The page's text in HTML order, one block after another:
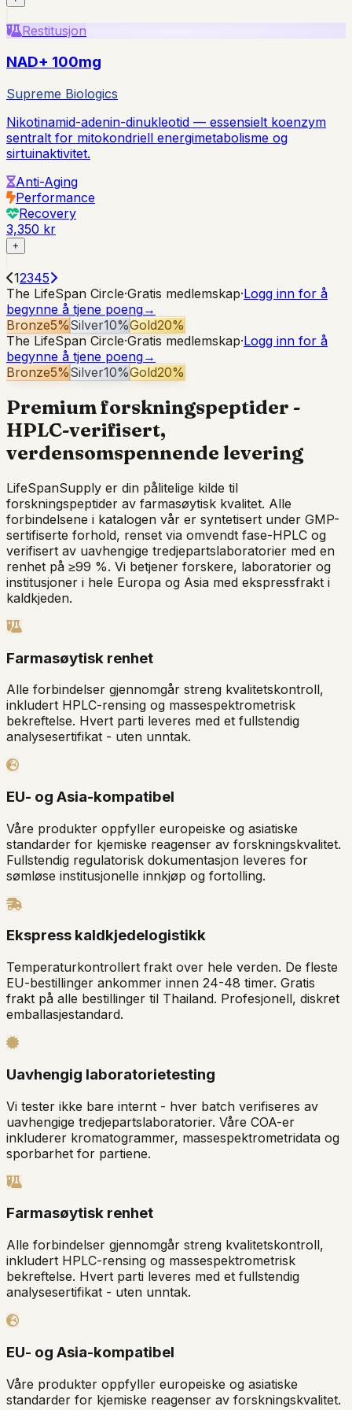
Restitusjon
NAD+ 100mg
Supreme Biologics
Nikotinamid-adenin-dinukleotid — essensielt koenzym
sentralt for mitokondriell energimetabolisme og
sirtuinaktivitet.
Anti-Aging
Performance
Recovery
3,350 kr
+
12345
The LifeSpan Circle·Gratis medlemskap·Logg inn for å
begynne å tjene poeng→
Bronze5%Silver10%Gold20%
The LifeSpan Circle·Gratis medlemskap·Logg inn for å
begynne å tjene poeng→
Bronze5%Silver10%Gold20%
Premium forskningspeptider -
HPLC-verifisert,
verdensomspennende levering
LifeSpanSupply er din pålitelige kilde til
forskningspeptider av farmasøytisk kvalitet. Alle
forbindelsene i katalogen vår er syntetisert under GMP-
sertifiserte forhold, renset via omvendt fase-HPLC og
verifisert av uavhengige tredjepartslaboratorier med en
renhet på ≥99 %. Vi betjener forskere, laboratorier og
institusjoner i hele Europa og Asia med ekspressfrakt i
kaldkjeden.
Farmasøytisk renhet
Alle forbindelser gjennomgår streng kvalitetskontroll,
inkludert HPLC-rensing og massespektrometrisk
bekreftelse. Hvert parti leveres med et fullstendig
analysesertifikat - uten unntak.
EU- og Asia-kompatibel
Våre produkter oppfyller europeiske og asiatiske
standarder for kjemiske reagenser av forskningskvalitet.
Fullstendig regulatorisk dokumentasjon leveres for
sømløse institusjonelle innkjøp og fortolling.
Ekspress kaldkjedelogistikk
Temperaturkontrollert frakt over hele verden. De fleste
EU-bestillinger ankommer innen 24-48 timer. Gratis
frakt på alle bestillinger til Thailand. Profesjonell, diskret
emballasjestandard.
Uavhengig laboratorietesting
Vi tester ikke bare internt - hver batch verifiseres av
uavhengige tredjepartslaboratorier. Våre COA-er
inkluderer kromatogrammer, massespektrometridata og
sporbarhet for partiene.
Farmasøytisk renhet
Alle forbindelser gjennomgår streng kvalitetskontroll,
inkludert HPLC-rensing og massespektrometrisk
bekreftelse. Hvert parti leveres med et fullstendig
analysesertifikat - uten unntak.
EU- og Asia-kompatibel
Våre produkter oppfyller europeiske og asiatiske
standarder for kjemiske reagenser av forskningskvalitet.